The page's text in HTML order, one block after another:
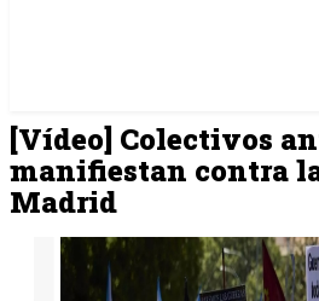
[Vídeo] Colectivos
manifiestan contra
Madrid